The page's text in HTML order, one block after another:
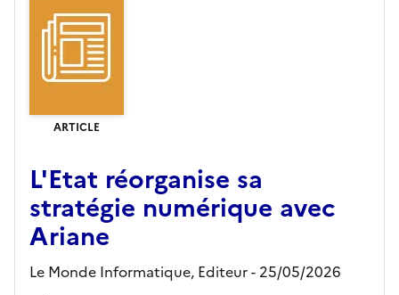
ARTICLE
L'Etat réorganise sa
stratégie numérique avec
Ariane
Le Monde Informatique, Editeur- 25/05/2026